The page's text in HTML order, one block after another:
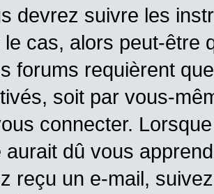
devrez suivre les
le cas, alors peut-être
forums requièrent
soit par vous-
connecter.
aurait dû vous
reçu un e-mail,